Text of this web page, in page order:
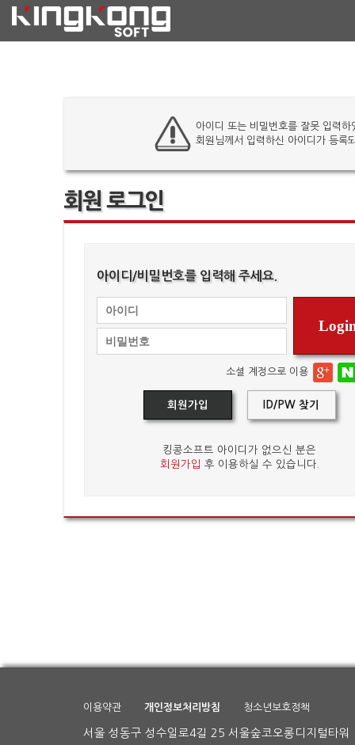
아이디 또는 비밀번호를 잘못 입력하
회원님께서 입력하신 아이디가 등록
회원 로그인
아이디/비밀번호를 입력해 주세요.
소셜 계정으로 이용
회원가입 ID/PW 찾기
킹콩소프트 아이디가 없으신 분은
회원가입 후 이용하실 수 있습니다.
이용약관 개인정보처리방침 청소년보호정책
서울 성동구 성수일로4길 25 서울숲코오롱디지털타